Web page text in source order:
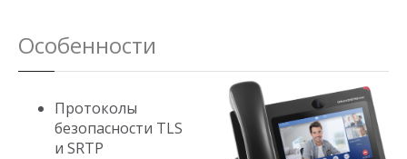
Особенности
Протоколы
безопасности TLS
и SRTP